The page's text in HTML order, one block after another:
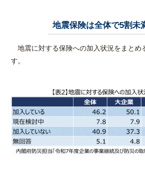
地震保険は全体で5割未
地震に対する保険への加入状況をまとめ
す。